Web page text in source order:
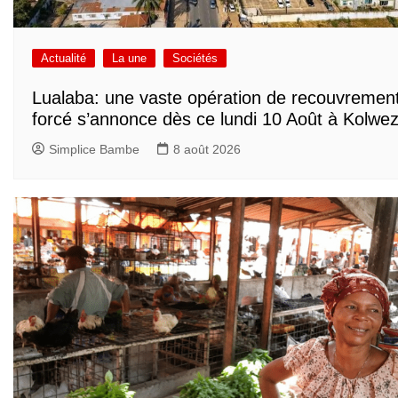
Actualité La une Sociétés
Lualaba: une vaste opération de
forcé s’annonce dès ce lundi 10 Août à
Simplice Bambe 8 août 2026